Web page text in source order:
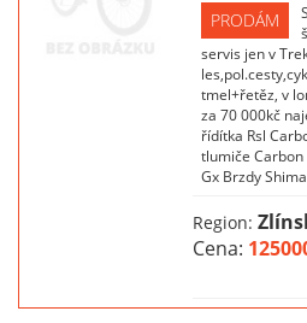
PRODÁM
servis jen v
tmel+řetěz, v
za 70 000kč
řídítka Rsl
tlumiče Carbon
Gx Brzdy
Region:
Cena: